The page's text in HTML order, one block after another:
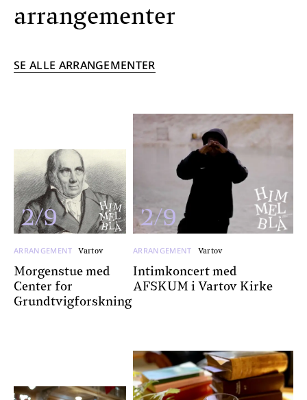
arrangementer
SE ALLE ARRANGEMENTER
2/9
ARRANGEMENT Vartov
Morgenstue med
Center for
Grundtvigforskning
2/9
ARRANGEMENT Vartov
Intimkoncert med
AFSKUM i Vartov Kirke